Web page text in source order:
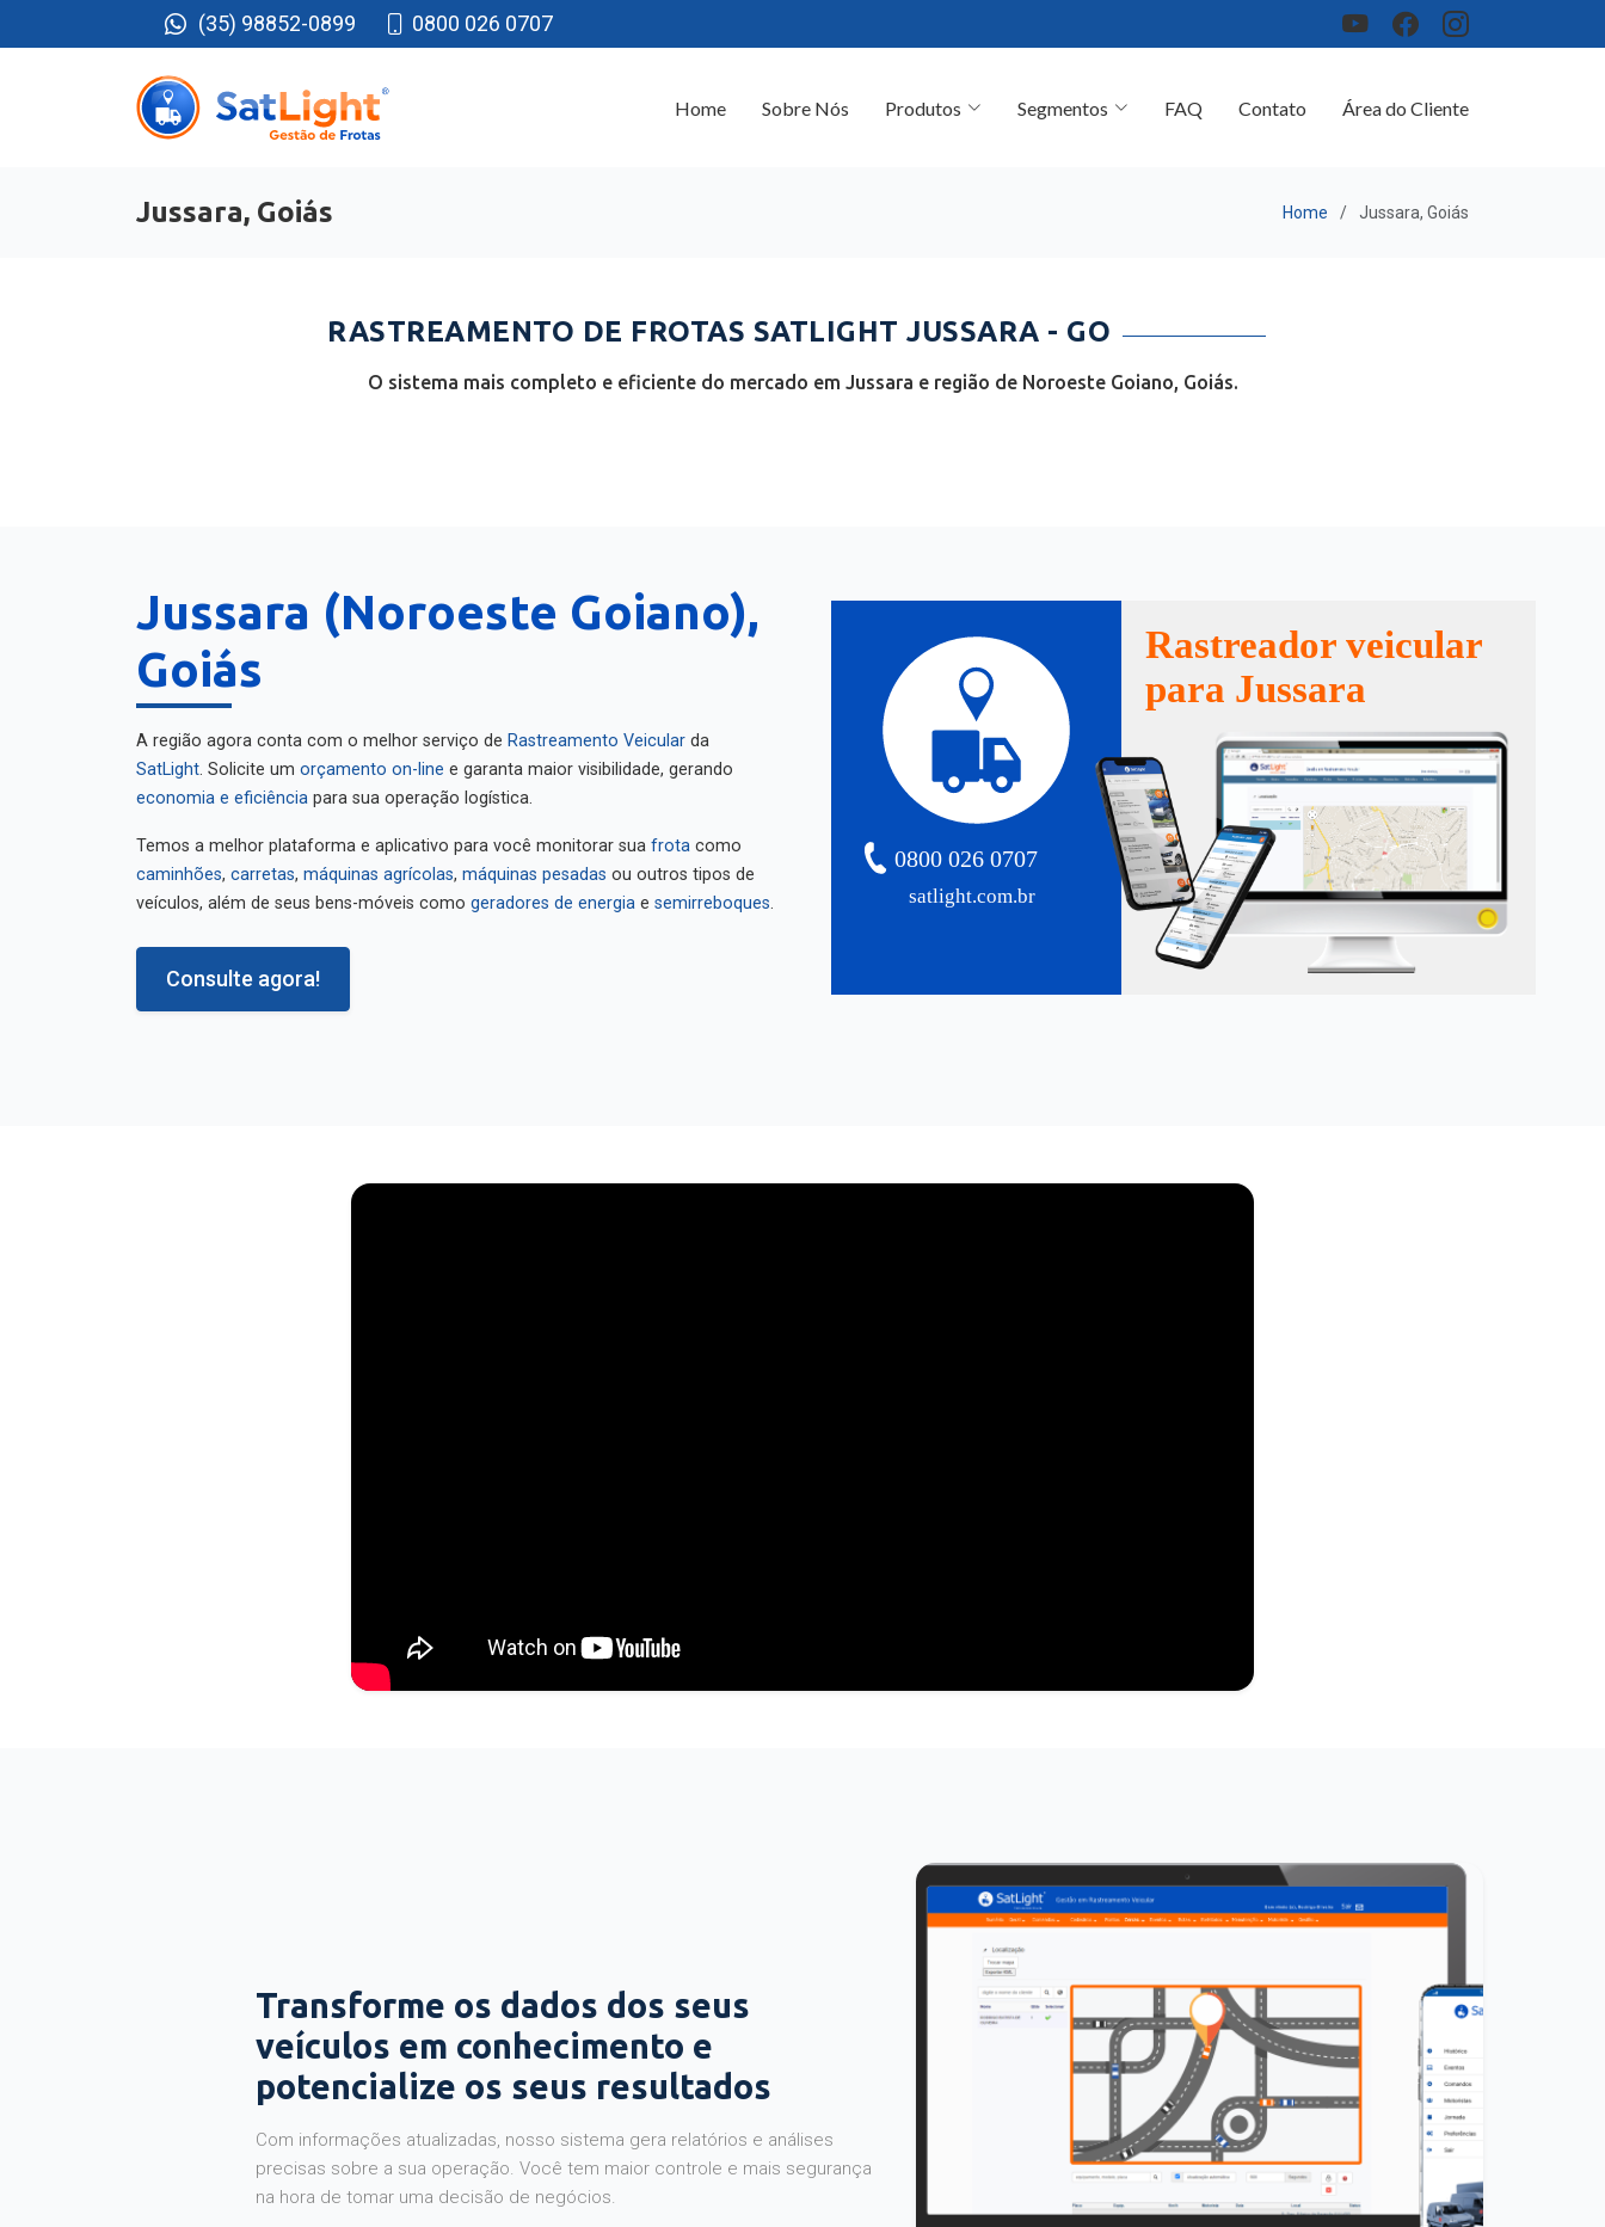
(35) 98852-0899 0800 026 0707
Home Sobre Nós Produtos Segmentos FAQ Contato Área do Cliente
Jussara, Goiás Home Jussara, Goiás
RASTREAMENTO DE FROTAS SATLIGHT JUSSARA - GO
O sistema mais completo e eficiente do mercado em Jussara e região de Noroeste Goiano, Goiás.
Jussara (Noroeste Goiano),
Goiás
A região agora conta com o melhor serviço de Rastreamento Veicular da
SatLight. Solicite um orçamento on-line e garanta maior visibilidade, gerando
economia e eficiência para sua operação logística.
Temos a melhor plataforma e aplicativo para você monitorar sua frota como
caminhões, carretas, máquinas agrícolas, máquinas pesadas ou outros tipos de
veículos, além de seus bens-móveis como geradores de energia e semirreboques.
Consulte agora!
satlight.com.br
0800 026 0707
Rastreador veicular
para Jussara
Transforme os dados dos seus
veículos em conhecimento e
potencialize os seus resultados
Com informações atualizadas, nosso sistema gera relatórios e análises
precisas sobre a sua operação. Você tem maior controle e mais segurança
na hora de tomar uma decisão de negócios.